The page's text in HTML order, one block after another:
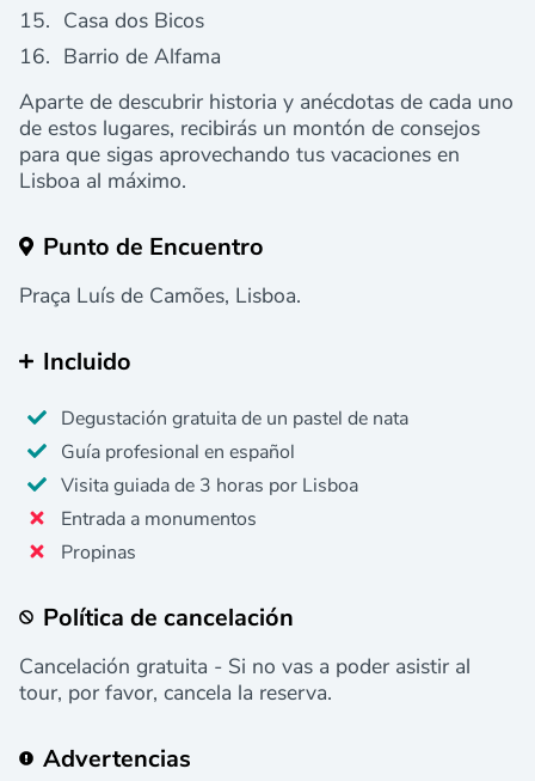
Casa dos Bicos
Barrio de Alfama
Aparte de descubrir historia y anécdotas de cada uno
de estos lugares, recibirás un montón de consejos
para que sigas aprovechando tus vacaciones en
Lisboa al máximo.
Punto de Encuentro
Praça Luís de Camões, Lisboa.
Incluido
Degustación gratuita de un pastel de nata
Guía profesional en español
Visita guiada de 3 horas por Lisboa
Entrada a monumentos
Propinas
Política de cancelación
Cancelación gratuita - Si no vas a poder asistir al
tour, por favor, cancela la reserva.
Advertencias